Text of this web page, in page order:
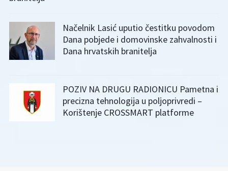
Načelnik Lasić uputio čestitku povodom
Dana pobjede i domovinske zahvalnosti i
Dana hrvatskih branitelja
POZIV NA DRUGU RADIONICU Pametna i
precizna tehnologija u poljoprivredi –
Korištenje CROSSMART platforme